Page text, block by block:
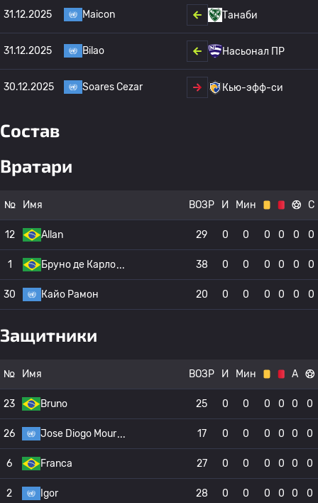
31.12.2025 Maicon Танаби
31.12.2025 Bilao Насьонал ПР
30.12.2025 Soares Cezar Кью-эфф-си
Состав
Вратари
№ Имя ВОЗР И Мин С
12 Allan 29 0 0 0 0 0 0
1 Бруно де Карло 38 0 0 0 0 0 0
30 Кайо Рамон 20 0 0 0 0 0 0
Защитники
№ Имя ВОЗР И Мин А
23 Bruno 25 0 0 0 0 0 0
26 Jose Diogo Mour 17 0 0 0 0 0 0
6 Franca 27 0 0 0 0 0 0
2 Igor 28 0 0 0 0 0 0